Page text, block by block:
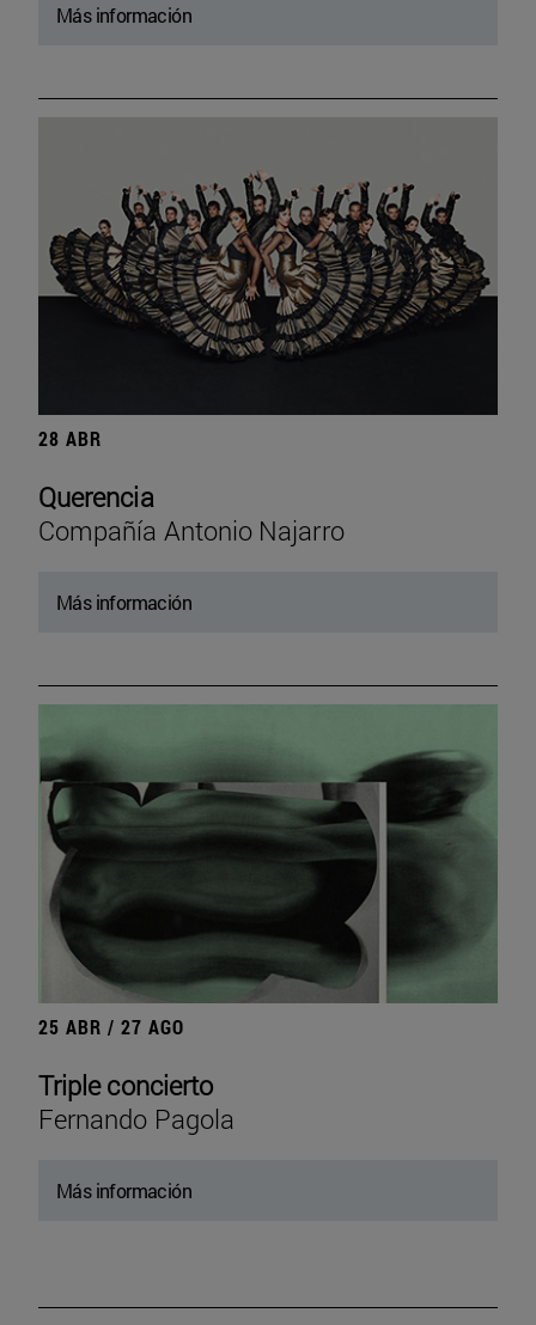
Más información
28 ABR
Querencia
Compañía Antonio Najarro
Más información
25 ABR / 27 AGO
Triple concierto
Fernando Pagola
Más información